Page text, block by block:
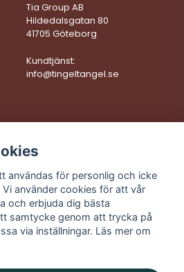
Tia Group AB
Hildedalsgatan 80
41705 Göteborg
Kundtjänst:
info@tingeltangel.se
Vi levererar:
Snabba leveranser
Trygga köp
Fri frakt över 499:-
Trevlig kundtjänst
användas för personlig och icke
använder cookies för att vår
och erbjuda dig bästa
samtycke genom att trycka på
via inställningar. Läs mer om